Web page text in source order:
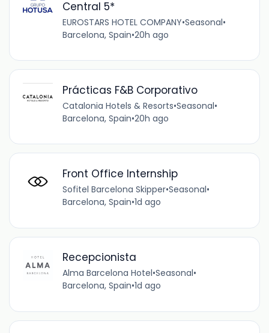
Central 5*
EUROSTARS HOTEL COMPANY•Seasonal•
Barcelona, Spain•20h ago
Prácticas F&B Corporativo
Catalonia Hotels & Resorts•Seasonal•
Barcelona, Spain•20h ago
Front Office Internship
Sofitel Barcelona Skipper•Seasonal•
Barcelona, Spain•1d ago
Recepcionista
Alma Barcelona Hotel•Seasonal•
Barcelona, Spain•1d ago